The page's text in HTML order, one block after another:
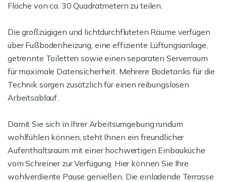
Fläche von ca. 30 Quadratmetern zu teilen.
Die großzügigen und lichtdurchfluteten Räume verfügen
über Fußbodenheizung, eine effiziente Lüftungsanlage,
getrennte Toiletten sowie einen separaten Serverraum
für maximale Datensicherheit. Mehrere Bodetanks für die
Technik sorgen zusätzlich für einen reibungslosen
Arbeitsablauf.
Damit Sie sich in Ihrer Arbeitsumgebung rundum
wohlfühlen können, steht Ihnen ein freundlicher
Aufenthaltsraum mit einer hochwertigen Einbauküche
vom Schreiner zur Verfügung. Hier können Sie Ihre
wohlverdiente Pause genießen. Die einladende Terrasse